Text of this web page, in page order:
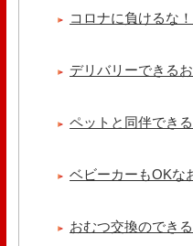
ッコラサラダをそえて)手..
【 平日限定ランチメニュー
京都九条ねぎ焼き専門店
だれ。とろりとした温泉卵..
【 よもぎ蒸しやリラクゼー
クゼーション店を専..
コロナに負けるな
デリバリーできる
ペットと同伴でき
ベビーカーもOKな
おむつ交換のでき